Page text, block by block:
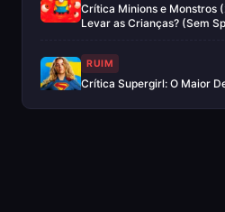
Crítica Minions e Monstros
Levar as Crianças? (Sem
RUIM
Crítica Supergirl: O Maior